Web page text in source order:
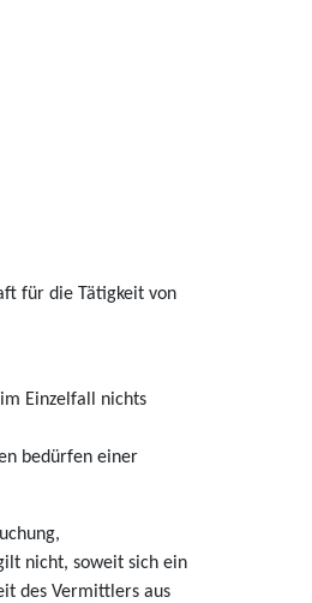
für die Tätigkeit von
Einzelfall nichts
bedürfen einer
nicht, soweit sich ein
des Vermittlers aus